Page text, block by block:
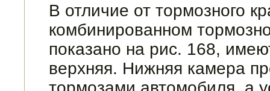
В отличие от тормозного
комбинированном
показано на рис. 168,
верхняя. Нижняя камера